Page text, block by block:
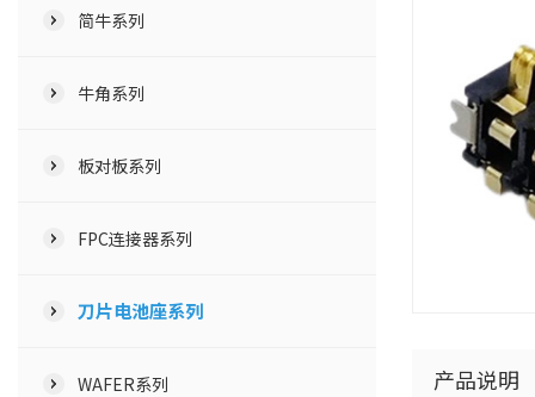
简牛系列
牛角系列
板对板系列
FPC连接器系列
刀片电池座系列
WAFER系列 产品说明